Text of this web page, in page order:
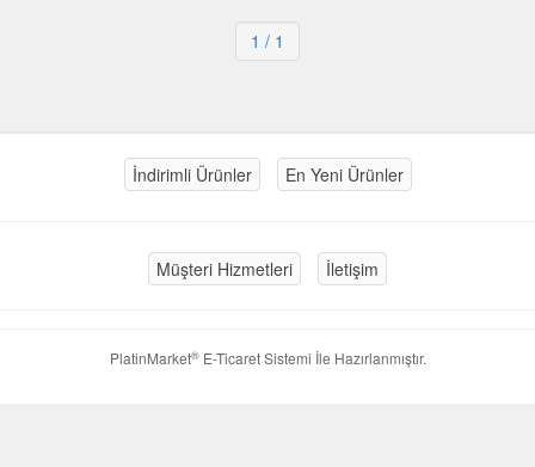
1 / 1
İndirimli Ürünler En Yeni Ürünler
Müşteri Hizmetleri İletişim
PlatinMarket®E-Ticaret Sistemi İle Hazırlanmıştır.